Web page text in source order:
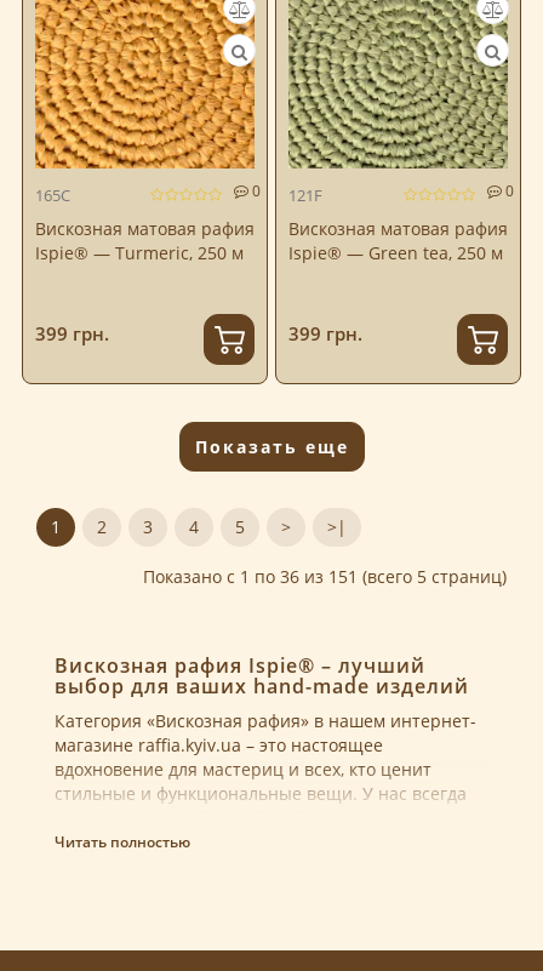
165C 0
Вискозная матовая рафия
Ispie® — Turmeric, 250 м
399 грн.
121F 0
Вискозная матовая рафия
Ispie® — Green tea, 250 м
399 грн.
Показать еще
1 2 3 4 5 > >|
Показано с 1 по 36 из 151 (всего 5 страниц)
Вискозная рафия Ispie® – лучший
выбор для ваших hand-made изделий
Категория «Вискозная рафия» в нашем интернет-
магазине raffia.kyiv.ua – это настоящее
вдохновение для мастериц и всех, кто ценит
стильные и функциональные вещи. У нас всегда
рафии Ispie® – от природных оттенков до ярких
рафию Ispie®?
Читать полностью